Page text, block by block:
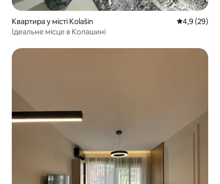
Квартира у місті Kolašin Середня
4,9 (29)
Ідеальне місце в Колашині